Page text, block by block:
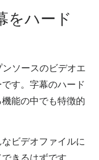
をハード
ソースのビデオエ
す。字幕のハード
能の中でも特徴的
ビデオファイルに
きるはずです。